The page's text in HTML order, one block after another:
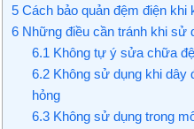
5 Cách bảo quản đệm điện khi
6 Những điều cần tránh khi sử
6.1 Không tự ý sửa chữa
6.2Không sử dụng khi dây
hỏng
6.3Không sử dụng trong